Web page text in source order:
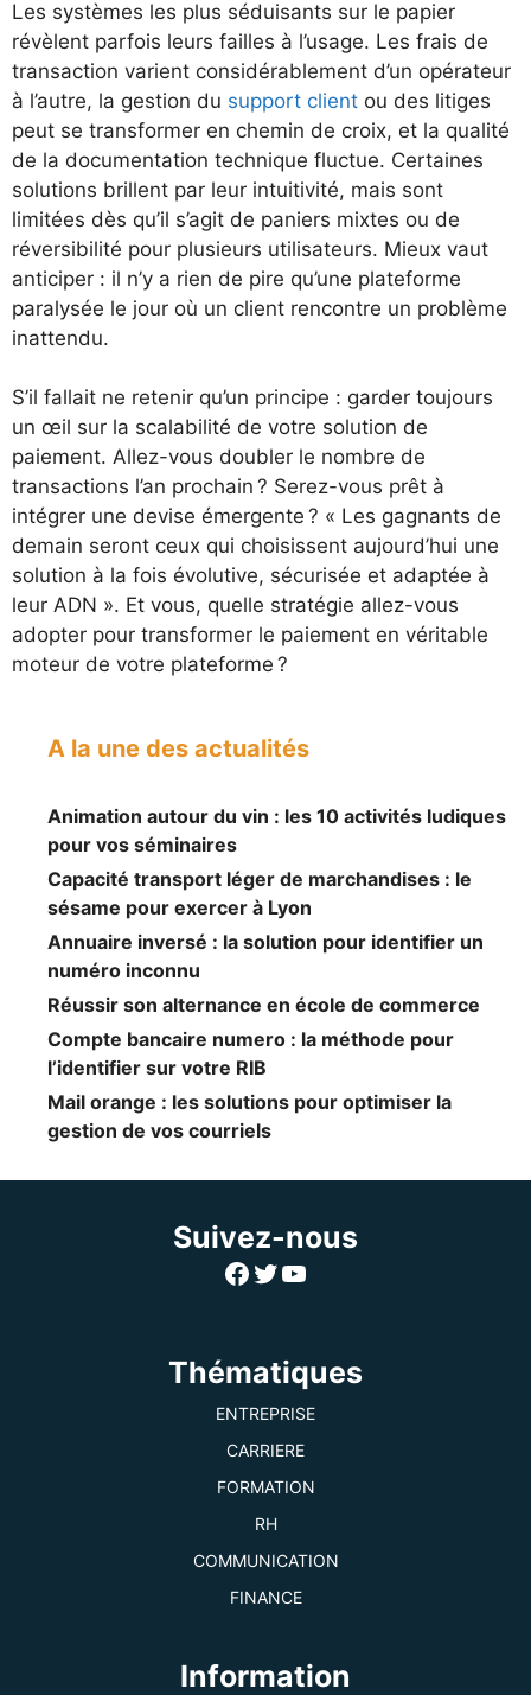
Les systèmes les plus séduisants sur le papier
révèlent parfois leurs failles à l’usage. Les frais de
transaction varient considérablement d’un opérateur
à l’autre, la gestion du support client ou des litiges
peut se transformer en chemin de croix, et la qualité
de la documentation technique fluctue. Certaines
solutions brillent par leur intuitivité, mais sont
limitées dès qu’il s’agit de paniers mixtes ou de
réversibilité pour plusieurs utilisateurs. Mieux vaut
anticiper : il n’y a rien de pire qu’une plateforme
paralysée le jour où un client rencontre un problème
inattendu.
S’il fallait ne retenir qu’un principe : garder toujours
un œil sur la scalabilité de votre solution de
paiement. Allez-vous doubler le nombre de
transactions l’an prochain ? Serez-vous prêt à
intégrer une devise émergente ? « Les gagnants de
demain seront ceux qui choisissent aujourd’hui une
solution à la fois évolutive, sécurisée et adaptée à
leur ADN ». Et vous, quelle stratégie allez-vous
adopter pour transformer le paiement en véritable
moteur de votre plateforme ?
A la une des actualités
Animation autour du vin : les 10 activités ludiques
pour vos séminaires
Capacité transport léger de marchandises : le
sésame pour exercer à Lyon
Annuaire inversé : la solution pour identifier un
numéro inconnu
Réussir son alternance en école de commerce
Compte bancaire numero : la méthode pour
l’identifier sur votre RIB
Mail orange : les solutions pour optimiser la
gestion de vos courriels
Suivez-nous
Facebook
Twitter
YouTube
Thématiques
ENTREPRISE
CARRIERE
FORMATION
RH
COMMUNICATION
FINANCE
Information